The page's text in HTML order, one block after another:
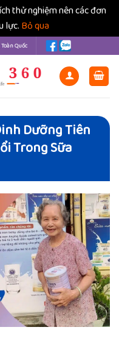
thử nghiệm nên các đơn
lực. Bỏ qua
Quốc
Dưỡng Tiên
Trong Sữa